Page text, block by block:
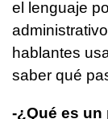
el lenguaje
hablantes
saber qué
-¿Qué es un